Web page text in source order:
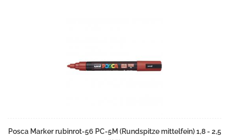
Posca Marker rubinrot-56 PC-5M (Rundspitze mittelfein) 1,8 - 2,5